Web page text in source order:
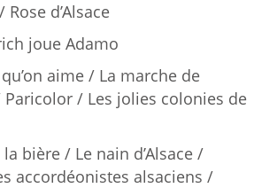
d’Alsace
joue Adamo
aime / La marche de
Paricolor / Les jolies colonies de
la bière / Le nain d’Alsace /
accordéonistes alsaciens /